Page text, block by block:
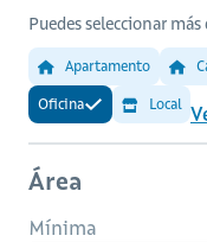
Puedes seleccionar más
Apartamento
Oficina Local
Área
Mínima